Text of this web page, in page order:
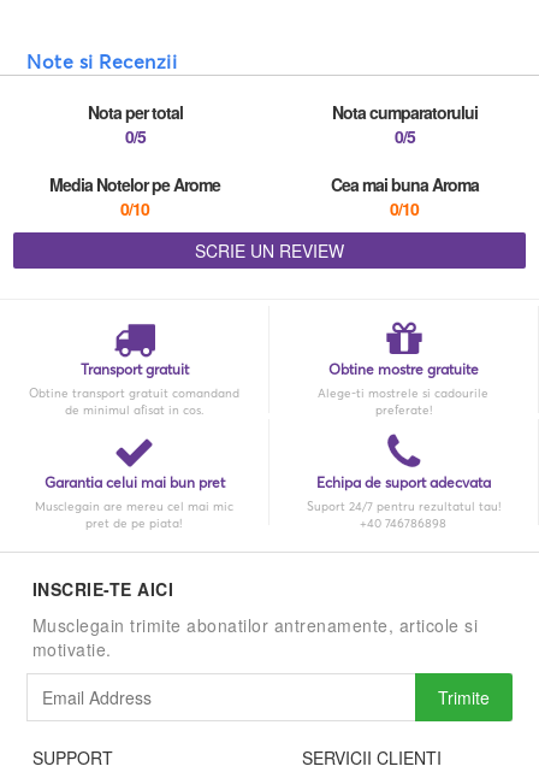
Note si Recenzii
Nota per total
0/5
Nota cumparatorului
0/5
Media Notelor pe Arome
0/10
Cea mai buna Aroma
0/10
SCRIE UN REVIEW
Transport gratuit
Obtine transport gratuit comandand
de minimul afisat in cos.
Obtine mostre gratuite
Alege-ti mostrele si cadourile
preferate!
Garantia celui mai bun pret
Musclegain are mereu cel mai mic
pret de pe piata!
Echipa de suport adecvata
Suport 24/7 pentru rezultatul tau!
+40 746786898
INSCRIE-TE AICI
Musclegain trimite abonatilor antrenamente, articole si
motivatie.
Trimite
SUPPORT SERVICII CLIENTI